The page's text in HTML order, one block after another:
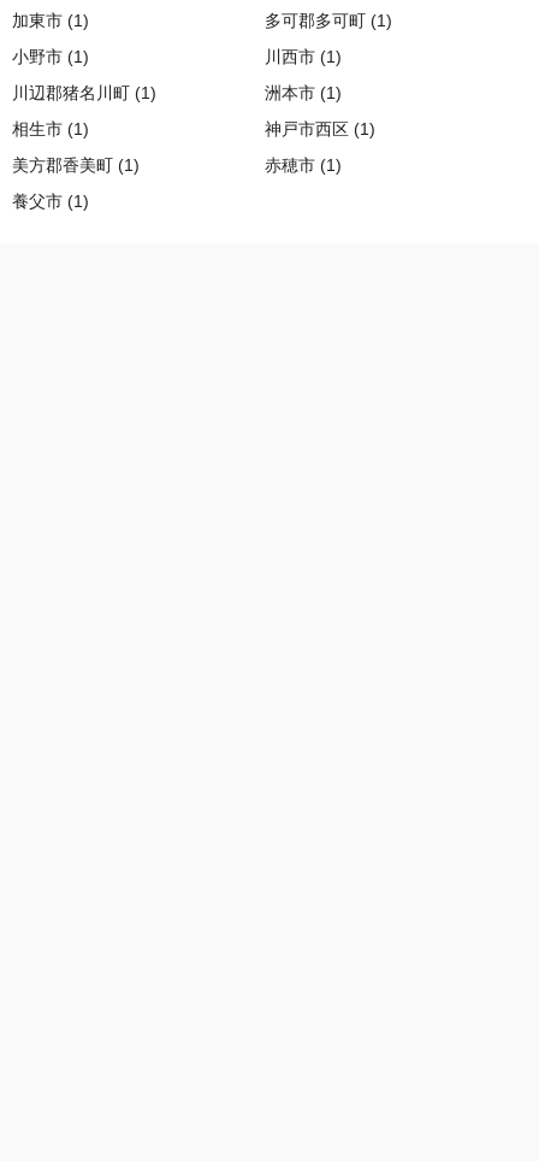
加東市 (1) 多可郡多可町 (1)
小野市 (1) 川西市 (1)
川辺郡猪名川町 (1) 洲本市 (1)
相生市 (1) 神戸市西区 (1)
美方郡香美町 (1) 赤穂市 (1)
養父市 (1)